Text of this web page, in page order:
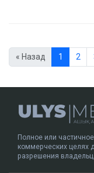
« Назад 1 2
Полное или
коммерческих целях
разрешения